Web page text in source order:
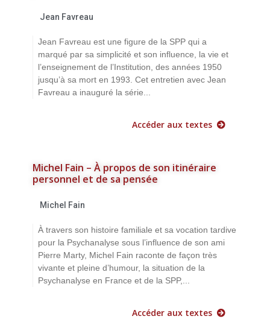
Jean Favreau
Jean Favreau est une figure de la SPP qui a
marqué par sa simplicité et son influence, la vie et
l’enseignement de l’Institution, des années 1950
jusqu’à sa mort en 1993. Cet entretien avec Jean
Favreau a inauguré la série...
Accéder aux textes
Michel Fain – À propos de son itinéraire
personnel et de sa pensée
Michel Fain
À travers son histoire familiale et sa vocation tardive
pour la Psychanalyse sous l’influence de son ami
Pierre Marty, Michel Fain raconte de façon très
vivante et pleine d’humour, la situation de la
Psychanalyse en France et de la SPP,...
Accéder aux textes